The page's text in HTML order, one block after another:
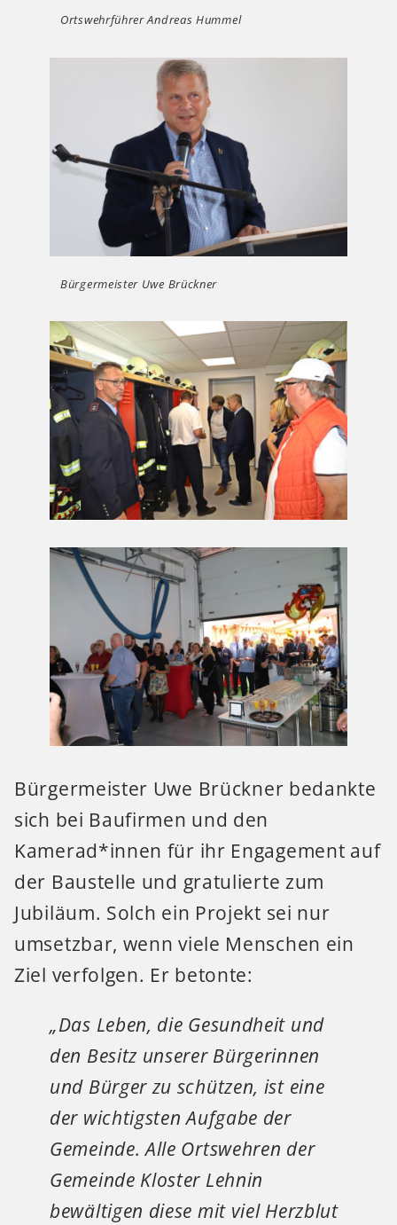
Ortswehrführer Andreas Hummel
Bürgermeister Uwe Brückner
Bürgermeister Uwe Brückner bedankte
sich bei Baufirmen und den
Kamerad*innen für ihr Engagement auf
der Baustelle und gratulierte zum
Jubiläum. Solch ein Projekt sei nur
umsetzbar, wenn viele Menschen ein
Ziel verfolgen. Er betonte:
„Das Leben, die Gesundheit und
den Besitz unserer Bürgerinnen
und Bürger zu schützen, ist eine
der wichtigsten Aufgabe der
Gemeinde. Alle Ortswehren der
Gemeinde Kloster Lehnin
bewältigen diese mit viel Herzblut